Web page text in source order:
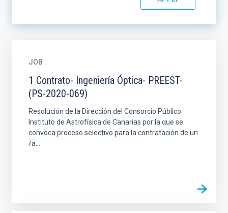
JOB
1 Contrato- Ingeniería Óptica- PREEST-
(PS-2020-069)
Resolución de la Dirección del Consorcio Público
Instituto de Astrofísica de Canarias por la que se
convoca proceso selectivo para la contratación de un
/a...